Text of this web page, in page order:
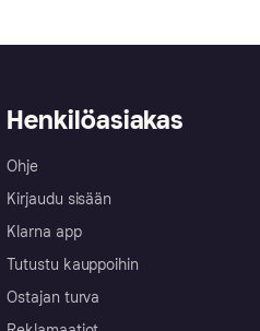
Henkilöasiakas
Ohje
Kirjaudu sisään
Klarna app
Tutustu kauppoihin
Ostajan turva